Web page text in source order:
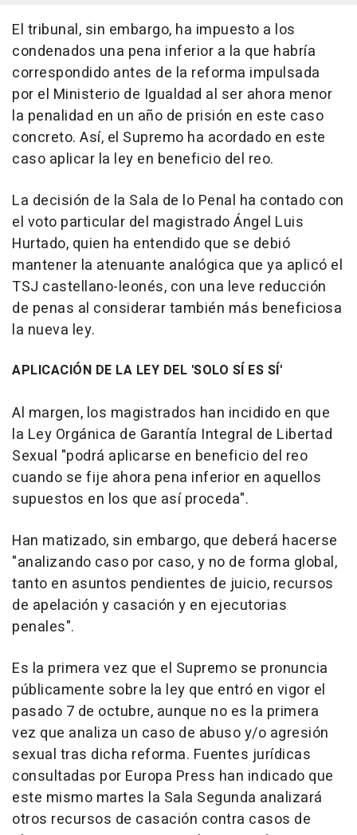
El tribunal, sin embargo, ha impuesto a los
condenados una pena inferior a la que habría
correspondido antes de la reforma impulsada
por el Ministerio de Igualdad al ser ahora menor
la penalidad en un año de prisión en este caso
concreto. Así, el Supremo ha acordado en este
caso aplicar la ley en beneficio del reo.
La decisión de la Sala de lo Penal ha contado con
el voto particular del magistrado Ángel Luis
Hurtado, quien ha entendido que se debió
mantener la atenuante analógica que ya aplicó el
TSJ castellano-leonés, con una leve reducción
de penas al considerar también más beneficiosa
la nueva ley.
APLICACIÓN DE LA LEY DEL 'SOLO SÍ ES SÍ'
Al margen, los magistrados han incidido en que
la Ley Orgánica de Garantía Integral de Libertad
Sexual "podrá aplicarse en beneficio del reo
cuando se fije ahora pena inferior en aquellos
supuestos en los que así proceda".
Han matizado, sin embargo, que deberá hacerse
"analizando caso por caso, y no de forma global,
tanto en asuntos pendientes de juicio, recursos
de apelación y casación y en ejecutorias
penales".
Es la primera vez que el Supremo se pronuncia
públicamente sobre la ley que entró en vigor el
pasado 7 de octubre, aunque no es la primera
vez que analiza un caso de abuso y/o agresión
sexual tras dicha reforma. Fuentes jurídicas
consultadas por Europa Press han indicado que
este mismo martes la Sala Segunda analizará
otros recursos de casación contra casos de